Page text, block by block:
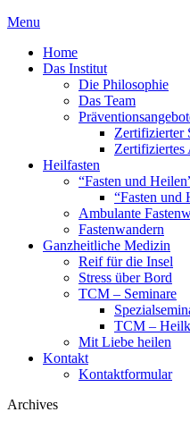
Menu
Home
Das Institut
Die Philosophie
Das Team
Zertifizierter
Zertifiziertes
Heilfasten
“Fasten und
“Fasten und
Ambulante
Fastenwandern
Ganzheitliche Medizin
Reif für die Insel
Stress über Bord
TCM – Seminare
TCM –
Mit Liebe heilen
Kontakt
Kontaktformular
Archives